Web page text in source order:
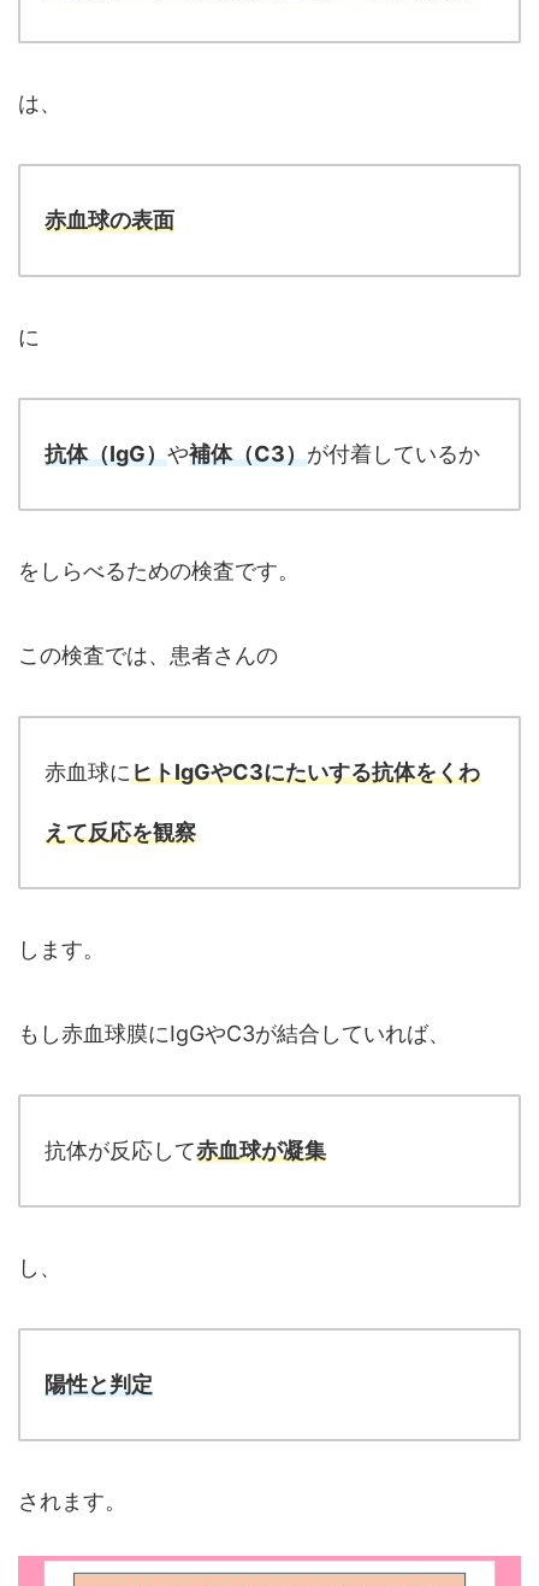
は、
赤血球の表面
に
抗体（IgG）や補体（C3）が付着しているか
をしらべるための検査です。
この検査では、患者さんの
赤血球にヒトIgGやC3にたいする抗体をくわ
えて反応を観察
します。
もし赤血球膜にIgGやC3が結合していれば、
抗体が反応して赤血球が凝集
し、
陽性と判定
されます。